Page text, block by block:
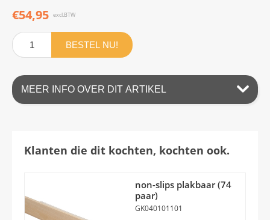
€54,95 excl.BTW
BESTEL NU!
MEER INFO OVER DIT ARTIKEL
Klanten die dit kochten, kochten ook.
non-slips plakbaar (74
paar)
GK040101101